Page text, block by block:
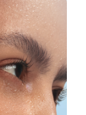
device
达日期 2026/8/9
达日期 2026/8/9
达日期 2026/8/13
达日期2026/8/9